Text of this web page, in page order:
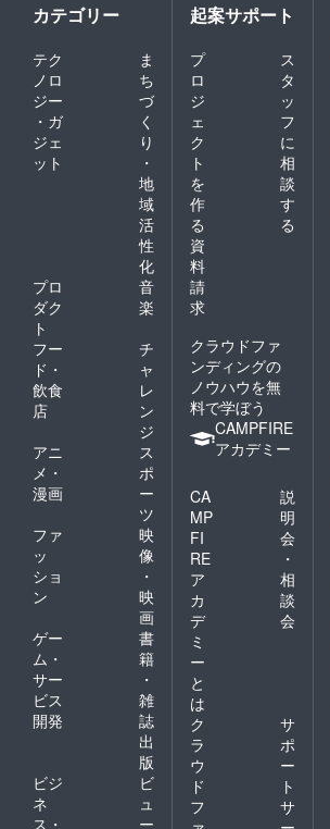
カテゴリー
テク
ノロ
ジー
・ガ
ジェ
ット
ま
ち
づ
く
り
・
地
域
活
性
化
プロ
ダク
ト
音
楽
フー
ド・
飲食
店
チ
ャ
レ
ン
ジ
アニ
メ・
漫画
ス
ポ
ー
ツ
ファ
ッ
ショ
ン
映
像
・
映
画
ゲー
ム・
サー
ビス
開発
書
籍
・
雑
誌
出
版
ビジ
ネ
ス・
ビ
ュ
ー
起案サポート
プ
ロ
ジ
ェ
ク
ト
を
作
る
ス
タ
ッ
フ
に
相
談
す
る
資
料
請
求
クラウドファ
ンディングの
ノウハウを無
料で学ぼう
CAMPFIRE
アカデミー
CA
MP
FI
RE
ア
カ
デ
ミ
ー
と
は
説
明
会
・
相
談
会
ク
ラ
ウ
ド
フ
サ
ポ
ー
ト
サ